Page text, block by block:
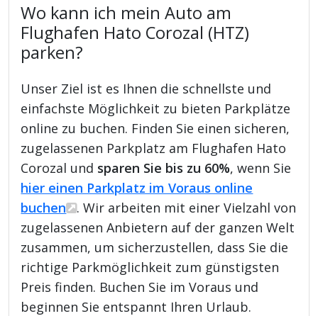
Wo kann ich mein Auto am
Flughafen Hato Corozal (HTZ)
parken?
Unser Ziel ist es Ihnen die schnellste und
einfachste Möglichkeit zu bieten Parkplätze
online zu buchen. Finden Sie einen sicheren,
zugelassenen Parkplatz am Flughafen Hato
Corozal und sparen Sie bis zu 60%, wenn Sie
hier einen Parkplatz im Voraus online
buchen
. Wir arbeiten mit einer Vielzahl von
zugelassenen Anbietern auf der ganzen Welt
zusammen, um sicherzustellen, dass Sie die
richtige Parkmöglichkeit zum günstigsten
Preis finden. Buchen Sie im Voraus und
beginnen Sie entspannt Ihren Urlaub.